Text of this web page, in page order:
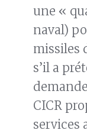
une «
naval)
missiles
s’il a
CICR
services